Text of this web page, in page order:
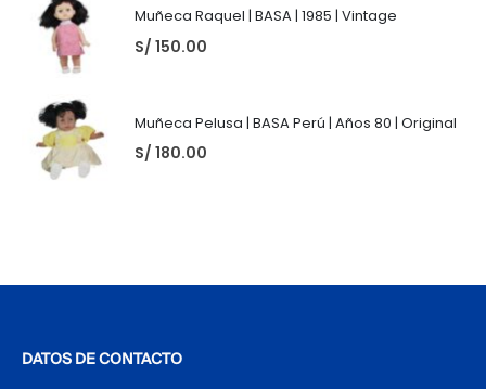
Muñeca Raquel | BASA | 1985 | Vintage
S/ 150.00
Muñeca Pelusa | BASA Perú | Años 80 | Original
S/ 180.00
DATOS DE CONTACTO